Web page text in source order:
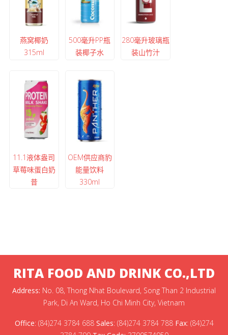
燕窝椰奶
315ml
500毫升PP瓶
装椰子水
280毫升玻璃瓶
装山竹汁
11.1液体盎司
草莓味蛋白奶
昔
OEM供应商豹
能量饮料
330ml
RITA FOOD AND DRINK CO.,LTD
Address: No. 08, Thong Nhat Boulevard, Song Than 2 Industrial
Park, Di An Ward, Ho Chi Minh City, Vietnam
Office: (84)274 3784 688 Sales: (84)274 3784 788 Fax: (84)274